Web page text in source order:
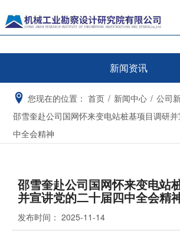
新闻资讯
您现在的位置： 首页 / 新闻中心 / 公司
邵雪奎赴公司国网怀来变电站桩基项目调研
中全会精神
邵雪奎赴公司国网怀来变电站
并宣讲党的二十届四中全会精
发布时间： 2025-11-14